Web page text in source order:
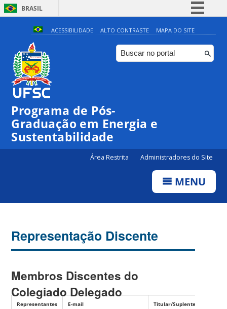
BRASIL
Simplifique!
Comunica BR
Participe
ACESSIBILIDADE ALTO CONTRASTE MAPA DO SITE
Programa de Pós-
Graduação em Energia e
Sustentabilidade
Área Restrita Administradores do Site
MENU
Representação Discente
Membros Discentes do
Colegiado Delegado
Representantes E-mail Titular/Suplente